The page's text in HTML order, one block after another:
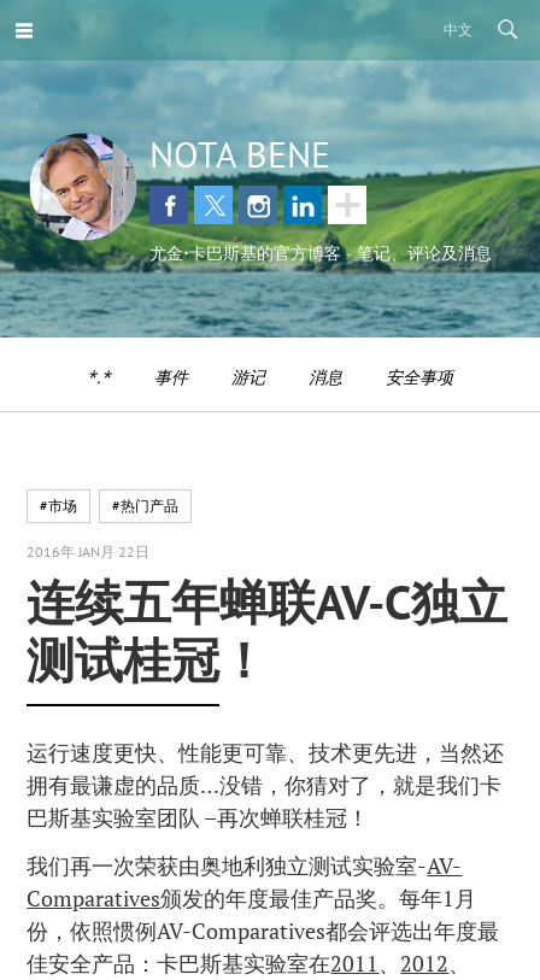
中文
NOTA BENE
尤金•卡巴斯基的官方博客 - 笔记、评论及消息
*.* 事件 游记 消息 安全事项
#市场 #热门产品
2016年 JAN月 22日
连续五年蝉联AV-C独立
测试桂冠！
运行速度更快、性能更可靠、技术更先进，当然还
拥有最谦虚的品质…没错，你猜对了，就是我们卡
巴斯基实验室团队 –再次蝉联桂冠！
我们再一次荣获由奥地利独立测试实验室-AV-
Comparatives颁发的年度最佳产品奖。每年1月
份，依照惯例AV-Comparatives都会评选出年度最
佳安全产品：卡巴斯基实验室在2011、 2012、